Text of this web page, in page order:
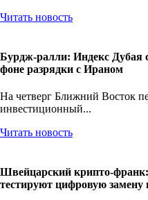
Читать новость
Бурдж-ралли: Индекс Дубая
фоне разрядки с Ираном
На четверг Ближний Восток
инвестиционный...
Читать новость
Швейцарский крипто-
тестируют цифровую замену